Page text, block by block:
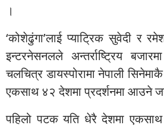
।
‘कोशेढुंगा’लाई प्याट्रिक सुवेदी र
इन्टरनेसनलले अन्तर्राष्ट्रिय
चलचित्र डायस्पोरामा नेपाली
एकसाथ ४२ देशमा प्रदर्शनमा आउने
पहिलो पटक यति धेरै देशमा एकसाथ